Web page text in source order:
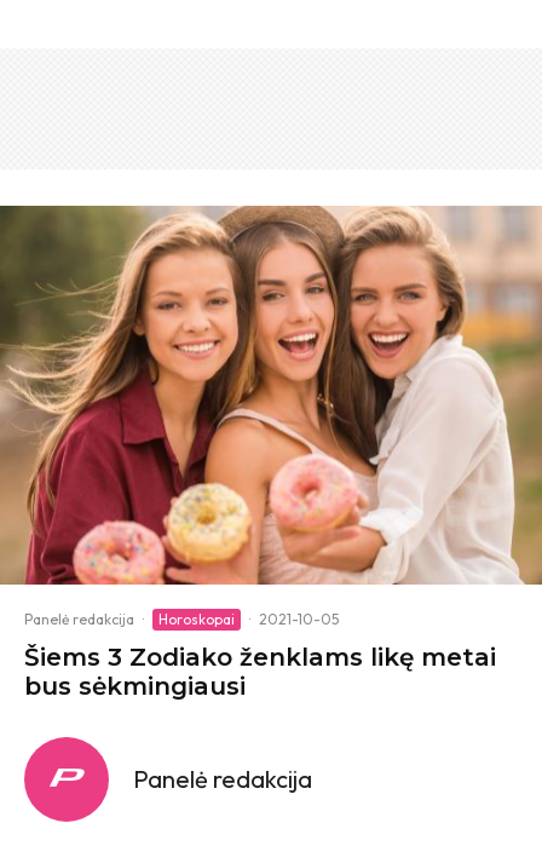
Panelė redakcija · Horoskopai · 2021-10-05
Šiems 3 Zodiako ženklams likę metai
bus sėkmingiausi
Panelė redakcija